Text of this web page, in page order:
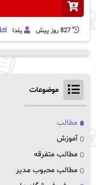
827 روز پيش یلدا
موضوعات
مطالب
آموزش
مطالب متفرقه
مطالب محبوب مدیر